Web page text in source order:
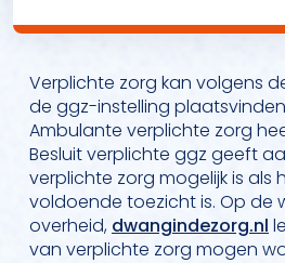
Verplichte zorg kan volgens
de ggz-instelling
Ambulante verplichte zorg
Besluit verplichte ggz geeft
verplichte zorg mogelijk is als
voldoende toezicht is. Op de
overheid, dwangindezorg.nl
van verplichte zorg mogen